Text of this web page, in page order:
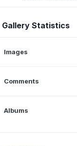
Gallery Statistics
Images
Comments
Albums